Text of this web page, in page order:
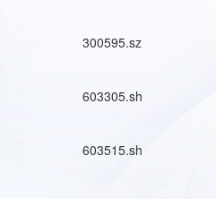
300595.sz
603305.sh
603515.sh